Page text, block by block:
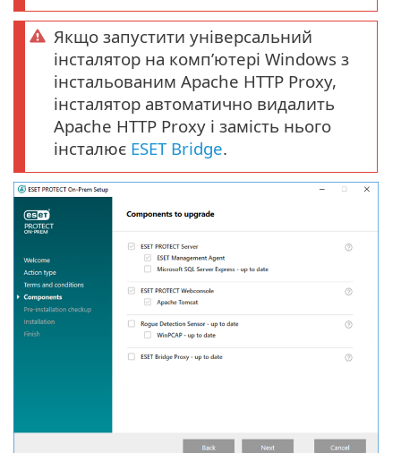
Якщо запустити універсальний
інсталятор на комп’ютері Windows з
інстальованим Apache HTTP Proxy,
інсталятор автоматично видалить
Apache HTTP Proxy і замість нього
інсталює ESET Bridge.